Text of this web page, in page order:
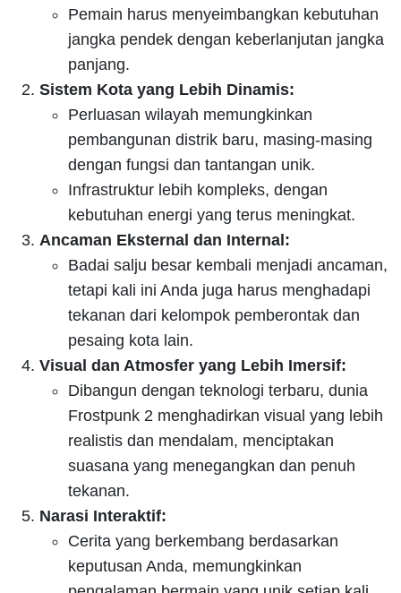
Pemain harus menyeimbangkan kebutuhan
jangka pendek dengan keberlanjutan jangka
panjang.
Sistem Kota yang Lebih Dinamis:
Perluasan wilayah memungkinkan
pembangunan distrik baru, masing-masing
dengan fungsi dan tantangan unik.
Infrastruktur lebih kompleks, dengan
kebutuhan energi yang terus meningkat.
Ancaman Eksternal dan Internal:
Badai salju besar kembali menjadi ancaman,
tetapi kali ini Anda juga harus menghadapi
tekanan dari kelompok pemberontak dan
pesaing kota lain.
Visual dan Atmosfer yang Lebih Imersif:
Dibangun dengan teknologi terbaru, dunia
Frostpunk 2 menghadirkan visual yang lebih
realistis dan mendalam, menciptakan
suasana yang menegangkan dan penuh
tekanan.
Narasi Interaktif:
Cerita yang berkembang berdasarkan
keputusan Anda, memungkinkan